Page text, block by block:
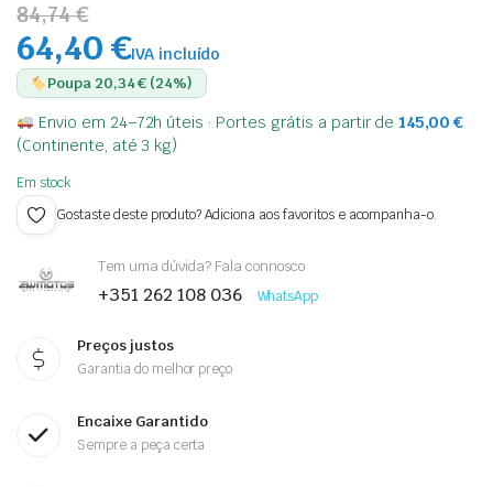
84,74 €
64,40 €IVA incluído
Poupa 20,34 € (24%)
Envio em 24–72h úteis · Portes grátis a partir de145,00 €
(Continente, até 3 kg)
Em stock
Gostaste deste produto? Adiciona aos favoritos e acompanha-o.
Tem uma dúvida? Fala connosco
+351 262 108 036 WhatsApp
Preços justos
Garantia do melhor preço
Encaixe Garantido
Sempre a peça certa